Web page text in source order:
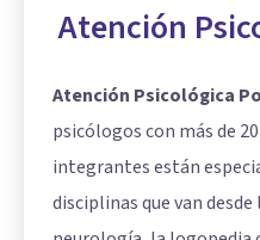
Atención
Atención Psicológica
psicólogos con más de
integrantes están
disciplinas que van